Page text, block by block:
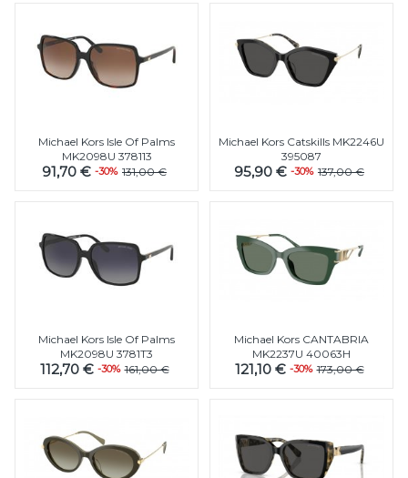
Michael Kors Isle Of Palms
MK2098U 378113
91,70 € -30% 131,00 €
Michael Kors Catskills MK2246U
395087
95,90 € -30% 137,00 €
Michael Kors Isle Of Palms
MK2098U 3781T3
112,70 € -30% 161,00 €
Michael Kors CANTABRIA
MK2237U 40063H
121,10 € -30% 173,00 €